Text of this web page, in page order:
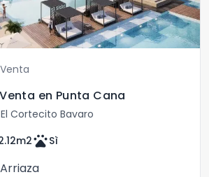
Venta
en Punta Cana
Cortecito Bavaro
m2petsSì